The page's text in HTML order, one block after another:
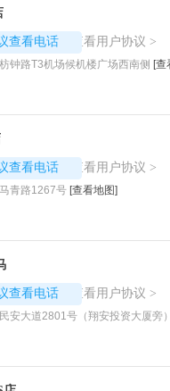
查看电话
1838 查看用户协议 >
钟路T3机场候机楼广场西南侧 [查
查看电话
1837 查看用户协议 >
青路1267号 [查看地图]
查看电话
3649 查看用户协议 >
安大道2801号（翔安投资大厦旁